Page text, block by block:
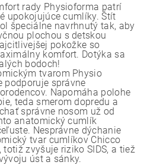
rady Physioforma patrí
upokojujúce cumlíky. Štít
špeciálne navrhnutý tak, aby
plochou s detskou
pokožke so
komfort. Dotýka sa
bodoch!
tvarom Physio
podporuje správne
Napomáha polohe
teda smerom dopredu a
správne nosom už od
anatomický cumlík
Nesprávne dýchanie
tvar cumlíkov Chicco
zvyšuje riziko SIDS, a tiež
úst a sánky.